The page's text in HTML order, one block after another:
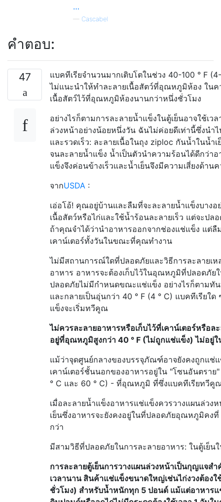
…
— Cascabel
คำตอบ:
47
แบคทีเรียจำนวนมากเติบโตในช่วง 40-100 ° F
ไม่แนะนำให้ทำละลายเนื้อสัตว์ที่อุณหภูมิห้อง ใน
เนื้อสัตว์ไว้ที่อุณหภูมิห้องนานกว่าหนึ่งชั่วโมง
อย่างไรก็ตามการละลายน้ำแข็งในตู้เย็นอาจใช้เ
ล่วงหน้าอย่างน้อยหนึ่งวัน ฉันไม่ค่อยดีเท่านี้ซึ่งน
และรวดเร็ว: ละลายเนื้อในถุง ziploc กันน้ำในน้ำ
จนละลายน้ำแข็ง น้ำเป็นตัวนำความร้อนได้ดีกว่า
แข็งจึงค่อนข้างเร็วและน้ำเย็นจึงมีความเสี่ยงด้า
จากUSDA :
เอ่อโอ้! คุณอยู่บ้านและลืมที่จะละลายน้ำแข็งบาง
เนื้อสัตว์หรือไก่และใช้น้ำร้อนละลายเร็ว แต่จะปล
ถ้าคุณจำได้ว่านำอาหารออกจากช่องแช่แข็ง แต่
เคาน์เตอร์ทั้งวันในขณะที่คุณทำงาน
ไม่มีสถานการณ์ใดที่ปลอดภัยและวิธีการละลายเห
อาหาร อาหารจะต้องเก็บไว้ในอุณหภูมิที่ปลอดภัย
ปลอดภัยไม่มีกำหนดขณะแช่แข็ง อย่างไรก็ตามทั
และกลายเป็นอุ่นกว่า 40 ° F (4 ° C) แบคทีเรียใ
แข็งจะเริ่มทวีคูณ
ไม่ควรละลายอาหารหรือเก็บไว้ที่เคาน์เตอร์หรือ
อยู่ที่อุณหภูมิสูงกว่า 40 ° F (ไม่ถูกแช่แข็ง) ไม่อยู่
แม้ว่าจุดศูนย์กลางของบรรจุภัณฑ์อาจยังคงถูกแช่แ
เคาน์เตอร์ชั้นนอกของอาหารอยู่ใน "โซนอันตราย
° C และ 60 ° C) - ที่อุณหภูมิ ที่ซึ่งแบคทีเรียทวีคูณ
เมื่อละลายน้ำแข็งอาหารแช่แข็งควรวางแผนล่วง
เย็นซึ่งอาหารจะยังคงอยู่ในที่ปลอดภัยอุณหภูมิคง
กว่า
มีสามวิธีที่ปลอดภัยในการละลายอาหาร: ในตู้เย็น
การละลายตู้เย็นการวางแผนล่วงหน้าเป็นกุญแจส
เวลานาน สินค้าแช่แข็งขนาดใหญ่เช่นไก่งวงต้อง
ชั่วโมง) สำหรับน้ำหนักทุก 5 ปอนด์ แม้แต่อาหารแ